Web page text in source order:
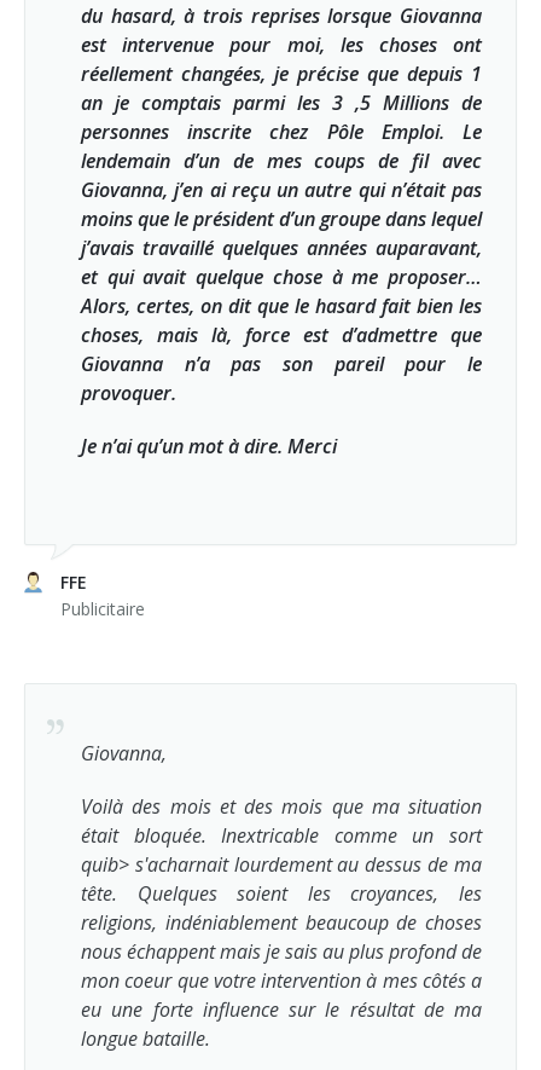
du hasard, à trois reprises lorsque Giovanna
est intervenue pour moi, les choses ont
réellement changées, je précise que depuis 1
an je comptais parmi les 3 ,5 Millions de
personnes inscrite chez Pôle Emploi. Le
lendemain d’un de mes coups de fil avec
Giovanna, j’en ai reçu un autre qui n’était pas
moins que le président d’un groupe dans lequel
j’avais travaillé quelques années auparavant,
et qui avait quelque chose à me proposer…
Alors, certes, on dit que le hasard fait bien les
choses, mais là, force est d’admettre que
Giovanna n’a pas son pareil pour le
provoquer.
Je n’ai qu’un mot à dire. Merci
FFE
Publicitaire
Giovanna,
Voilà des mois et des mois que ma situation
était bloquée. Inextricable comme un sort
quib> s'acharnait lourdement au dessus de ma
tête. Quelques soient les croyances, les
religions, indéniablement beaucoup de choses
nous échappent mais je sais au plus profond de
mon coeur que votre intervention à mes côtés a
eu une forte influence sur le résultat de ma
longue bataille.